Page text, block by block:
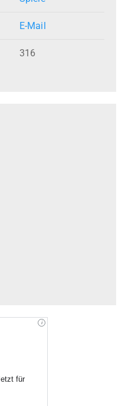
E-Mail
316